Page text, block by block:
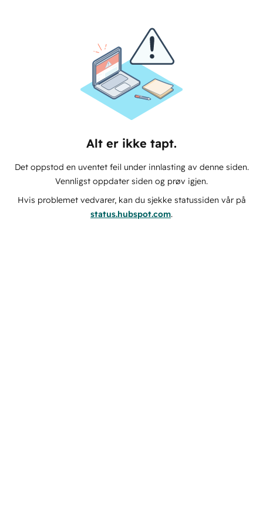
Alt er ikke tapt.
Det oppstod en uventet feil under innlasting av denne siden.
Vennligst oppdater siden og prøv igjen.
Hvis problemet vedvarer, kan du sjekke statussiden vår på
status.hubspot.com.